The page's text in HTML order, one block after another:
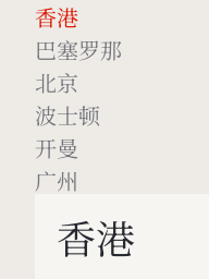
香港
巴塞罗那
北京
波士顿
开曼
广州
香港